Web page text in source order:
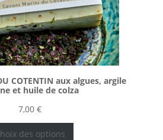
COTENTIN aux algues, argile
et huile de colza
7,00€
des options